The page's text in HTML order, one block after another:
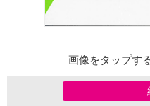
画像をタップす